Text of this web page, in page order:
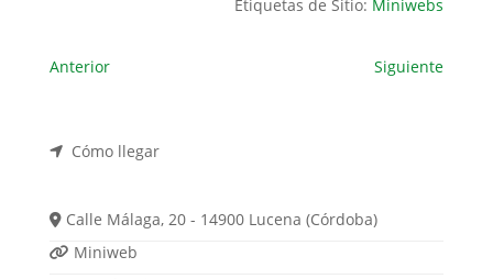
Etiquetas de Sitio: Miniwebs
Anterior Siguiente
Cómo llegar
Calle Málaga, 20 - 14900 Lucena (Córdoba)
Miniweb